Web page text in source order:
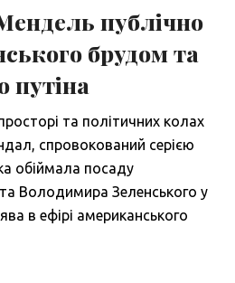
публічно
брудом та
путіна
та політичних колах
спровокований серією
обіймала посаду
Володимира Зеленського у
в ефірі американського